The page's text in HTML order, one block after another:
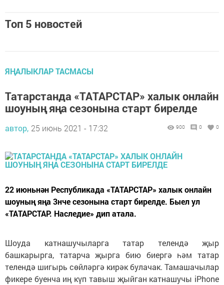
Топ 5 новостей
ЯҢАЛЫКЛАР ТАСМАСЫ
Татарстанда «ТАТАРСТАР» халык онлайн
шоуның яңа сезонына старт бирелде
автор, 25 июнь 2021 - 17:32 900 0 0
22 июньнән Республикада «ТАТАРСТАР» халык онлайн
шоуның яңа 3нче сезонына старт бирелде. Быел ул
«ТАТАРСТАР. Наследие» дип атала.
Шоуда катнашучыларга татар телендә җыр
башкарырга, татарча җырга бию биергә һәм татар
телендә шигырь сөйләргә кирәк булачак. Тамашачылар
фикере буенча иң күп тавыш җыйган катнашучы iPhone